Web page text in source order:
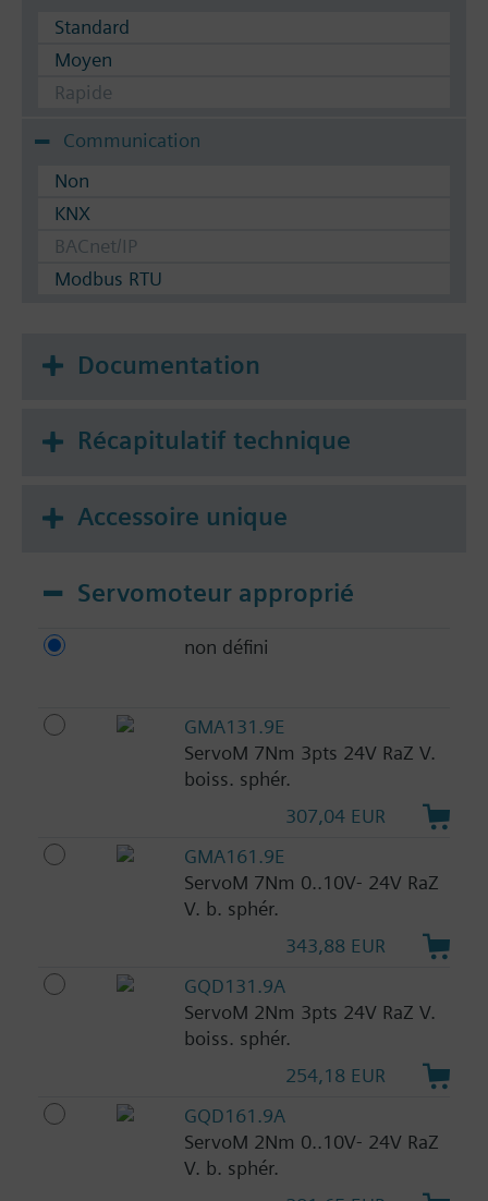
Standard
Moyen
Rapide
Communication
Non
KNX
BACnet/IP
Modbus RTU
Documentation
Récapitulatif technique
Accessoire unique
Servomoteur approprié
non défini
GMA131.9E
ServoM 7Nm 3pts 24V RaZ V.
boiss. sphér.
307,04 EUR
GMA161.9E
ServoM 7Nm 0..10V- 24V RaZ
V. b. sphér.
343,88 EUR
GQD131.9A
ServoM 2Nm 3pts 24V RaZ V.
boiss. sphér.
254,18 EUR
GQD161.9A
ServoM 2Nm 0..10V- 24V RaZ
V. b. sphér.